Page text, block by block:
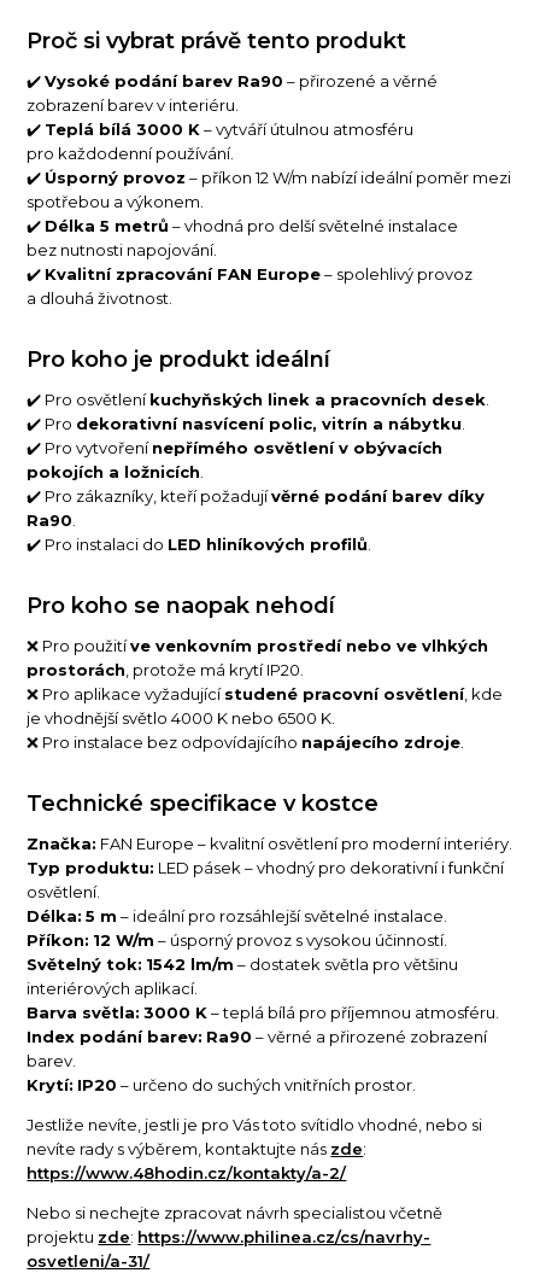
Proč si vybrat právě tento produkt
✔️Vysoké podání barev Ra90 – přirozené a věrné
zobrazení barev v interiéru.
✔️ Teplá bílá 3000 K – vytváří útulnou atmosféru
pro každodenní používání.
✔️ Úsporný provoz – příkon 12 W/m nabízí ideální poměr mezi
spotřebou a výkonem.
✔️ Délka 5 metrů – vhodná pro delší světelné instalace
bez nutnosti napojování.
✔️ Kvalitní zpracování FAN Europe– spolehlivý provoz
a dlouhá životnost.
Pro koho je produkt ideální
✔️ Pro osvětleníkuchyňských linek a pracovních desek
✔️ Pro dekorativní nasvícení polic, vitrín a nábytku
✔️ Pro vytvořenínepřímého osvětlení v obývacích
pokojích a ložnicích
✔️ Pro zákazníky, kteří požadujívěrné podání barev díky
Ra90
✔️ Pro instalaci do LED hliníkových profilů
Pro koho se naopak nehodí
❌ Pro použitíve venkovním prostředí nebo ve vlhkých
prostorách , protože má krytí IP20.
❌ Pro aplikace vyžadujícístudené pracovní osvětlení, kde
je vhodnější světlo 4000 K nebo 6500 K.
❌ Pro instalace bez odpovídajícího napájecího zdroje
Technické specifikace v kostce
Značka: FAN Europe – kvalitní osvětlení pro moderní interiéry.
Typ produktu: LED pásek – vhodný pro dekorativní i funkční
osvětlení.
Délka: 5 m – ideální pro rozsáhlejší světelné instalace.
Příkon: 12 W/m – úsporný provoz s vysokou účinností.
Světelný tok: 1542 lm/m – dostatek světla pro většinu
interiérových aplikací.
Barva světla: 3000 K – teplá bílá pro příjemnou atmosféru.
Index podání barev: Ra90 – věrné a přirozené zobrazení
barev.
Krytí: IP20 – určeno do suchých vnitřních prostor.
Jestliže nevíte, jestli je pro Vás toto svítidlo vhodné, nebo si
nevíte rady s výběrem, kontaktujte nás zde:
https://www.48hodin.cz/kontakty/a-2/
Nebo si nechejte zpracovat návrh specialistou včetně
projektu zde: https://www.philinea.cz/cs/navrhy-
osvetleni/a-31/